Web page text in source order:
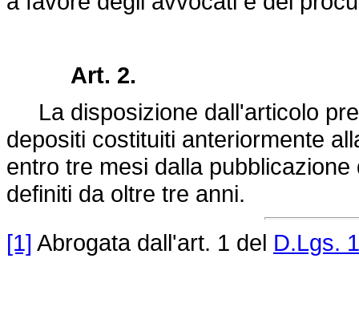
Art. 2.
La disposizione dall'articolo
depositi costituiti anteriormente
entro tre mesi dalla
definiti da oltre tre anni.
[1] Abrogata dall'art. 1 del D.Lgs.